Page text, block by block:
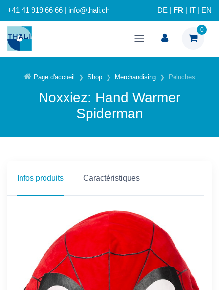
+41 41 919 66 66 | info@thali.ch DE FR IT EN
0
Page d'accueil Shop Merchandising Peluches
Noxxiez: Hand Warmer
Spiderman
Infos produits Caractéristiques